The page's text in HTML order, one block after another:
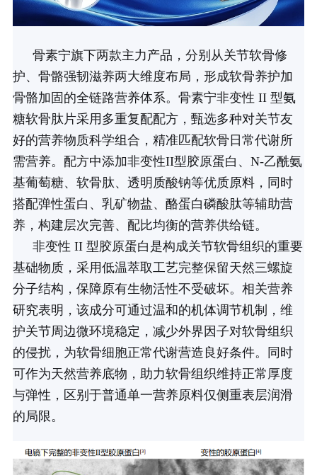
骨素宁旗下两款主力产品，分别从关节软骨修
护、骨骼强韧滋养两大维度布局，形成软骨养护加
骨骼加固的全链路营养体系。骨素宁非变性 II 型氨
糖软骨肽片采用多重复配配方，甄选多种对关节友
好的营养物质科学组合，精准匹配软骨日常代谢所
需营养。配方中添加非变性II型胶原蛋白、N-乙酰氨
基葡萄糖、软骨肽、透明质酸钠等优质原料，同时
搭配弹性蛋白、乳矿物盐、酪蛋白磷酸肽等辅助营
养，构建层次完善、配比均衡的营养供给链。
非变性 II 型胶原蛋白是构成关节软骨组织的重要
基础物质，采用低温萃取工艺完整保留天然三螺旋
分子结构，保障原有生物活性不受破坏。相关营养
研究表明，该成分可通过温和的机体调节机制，维
护关节周边微环境稳定，减少外界因子对软骨组织
的侵扰，为软骨细胞正常代谢营造良好条件。同时
可作为天然营养底物，助力软骨组织维持正常厚度
与弹性，区别于普通单一营养原料仅侧重表层润滑
的局限。